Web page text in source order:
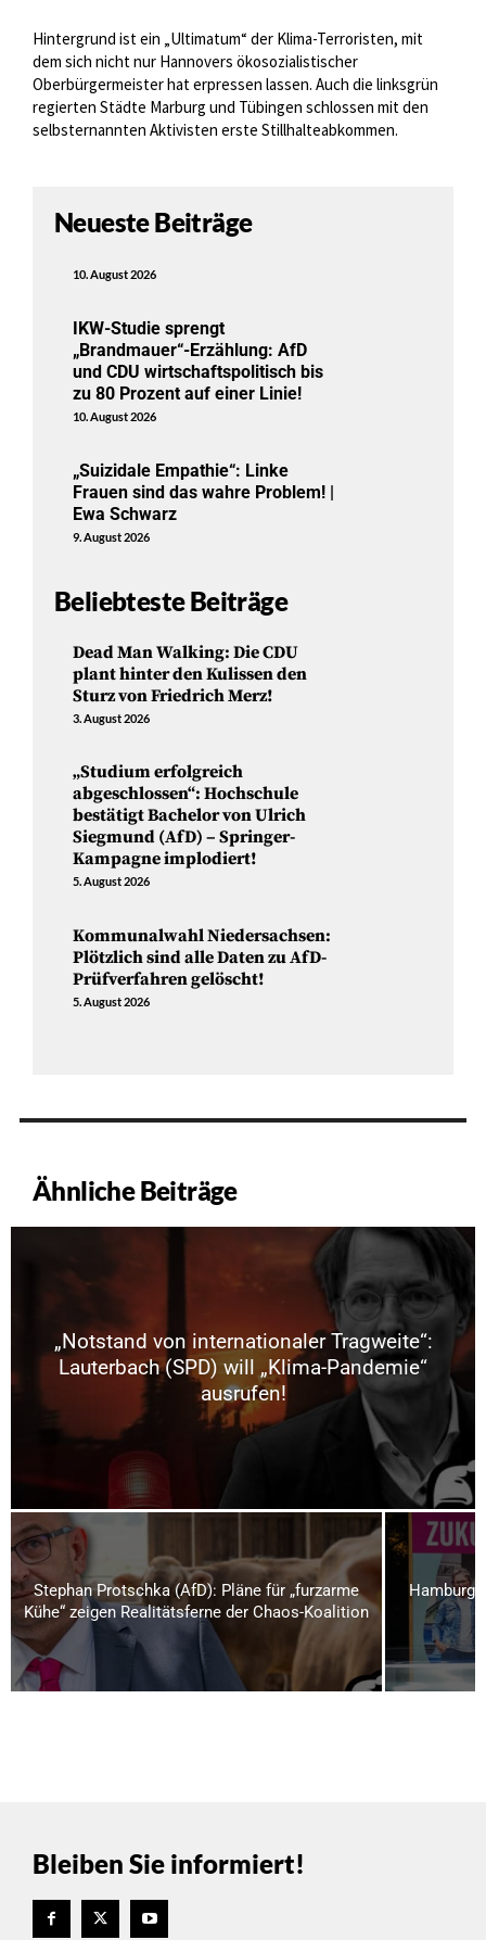
Hintergrund ist ein „Ultimatum“ der Klima-Terroristen, mit
dem sich nicht nur Hannovers ökosozialistischer
Oberbürgermeister hat erpressen lassen. Auch die linksgrün
regierten Städte Marburg und Tübingen schlossen mit den
selbsternannten Aktivisten erste Stillhalteabkommen.
Neueste Beiträge
10. August 2026
IKW-Studie sprengt
„Brandmauer“-Erzählung: AfD
und CDU wirtschaftspolitisch bis
zu 80 Prozent auf einer Linie!
10. August 2026
„Suizidale Empathie“: Linke
Frauen sind das wahre Problem! |
Ewa Schwarz
9. August 2026
Beliebteste Beiträge
Dead Man Walking: Die CDU
plant hinter den Kulissen den
Sturz von Friedrich Merz!
3. August 2026
„Studium erfolgreich
abgeschlossen“: Hochschule
bestätigt Bachelor von Ulrich
Siegmund (AfD) – Springer-
Kampagne implodiert!
5. August 2026
Kommunalwahl Niedersachsen:
Plötzlich sind alle Daten zu AfD-
Prüfverfahren gelöscht!
5. August 2026
Ähnliche Beiträge
„Notstand von internationaler Tragweite“:
Lauterbach (SPD) will „Klima-Pandemie“
ausrufen!
Stephan Protschka (AfD): Pläne für „furzarme
Kühe“ zeigen Realitätsferne der Chaos-Koalition
Hamburg
Bleiben Sie informiert!